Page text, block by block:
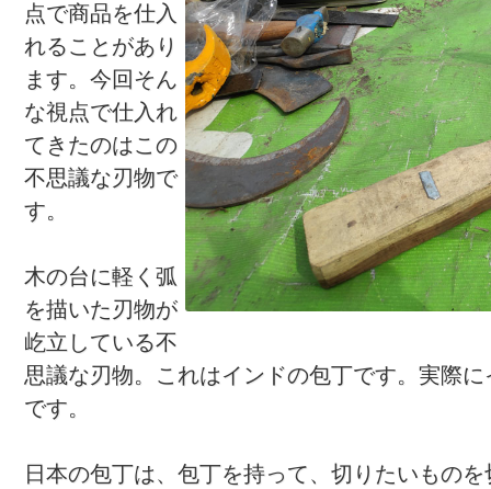
点で商品を仕入
れることがあり
ます。今回そん
な視点で仕入れ
てきたのはこの
不思議な刃物で
す。
木の台に軽く弧
を描いた刃物が
屹立している不
思議な刃物。これはインドの包丁です。実際
です。
日本の包丁は、包丁を持って、切りたいもの